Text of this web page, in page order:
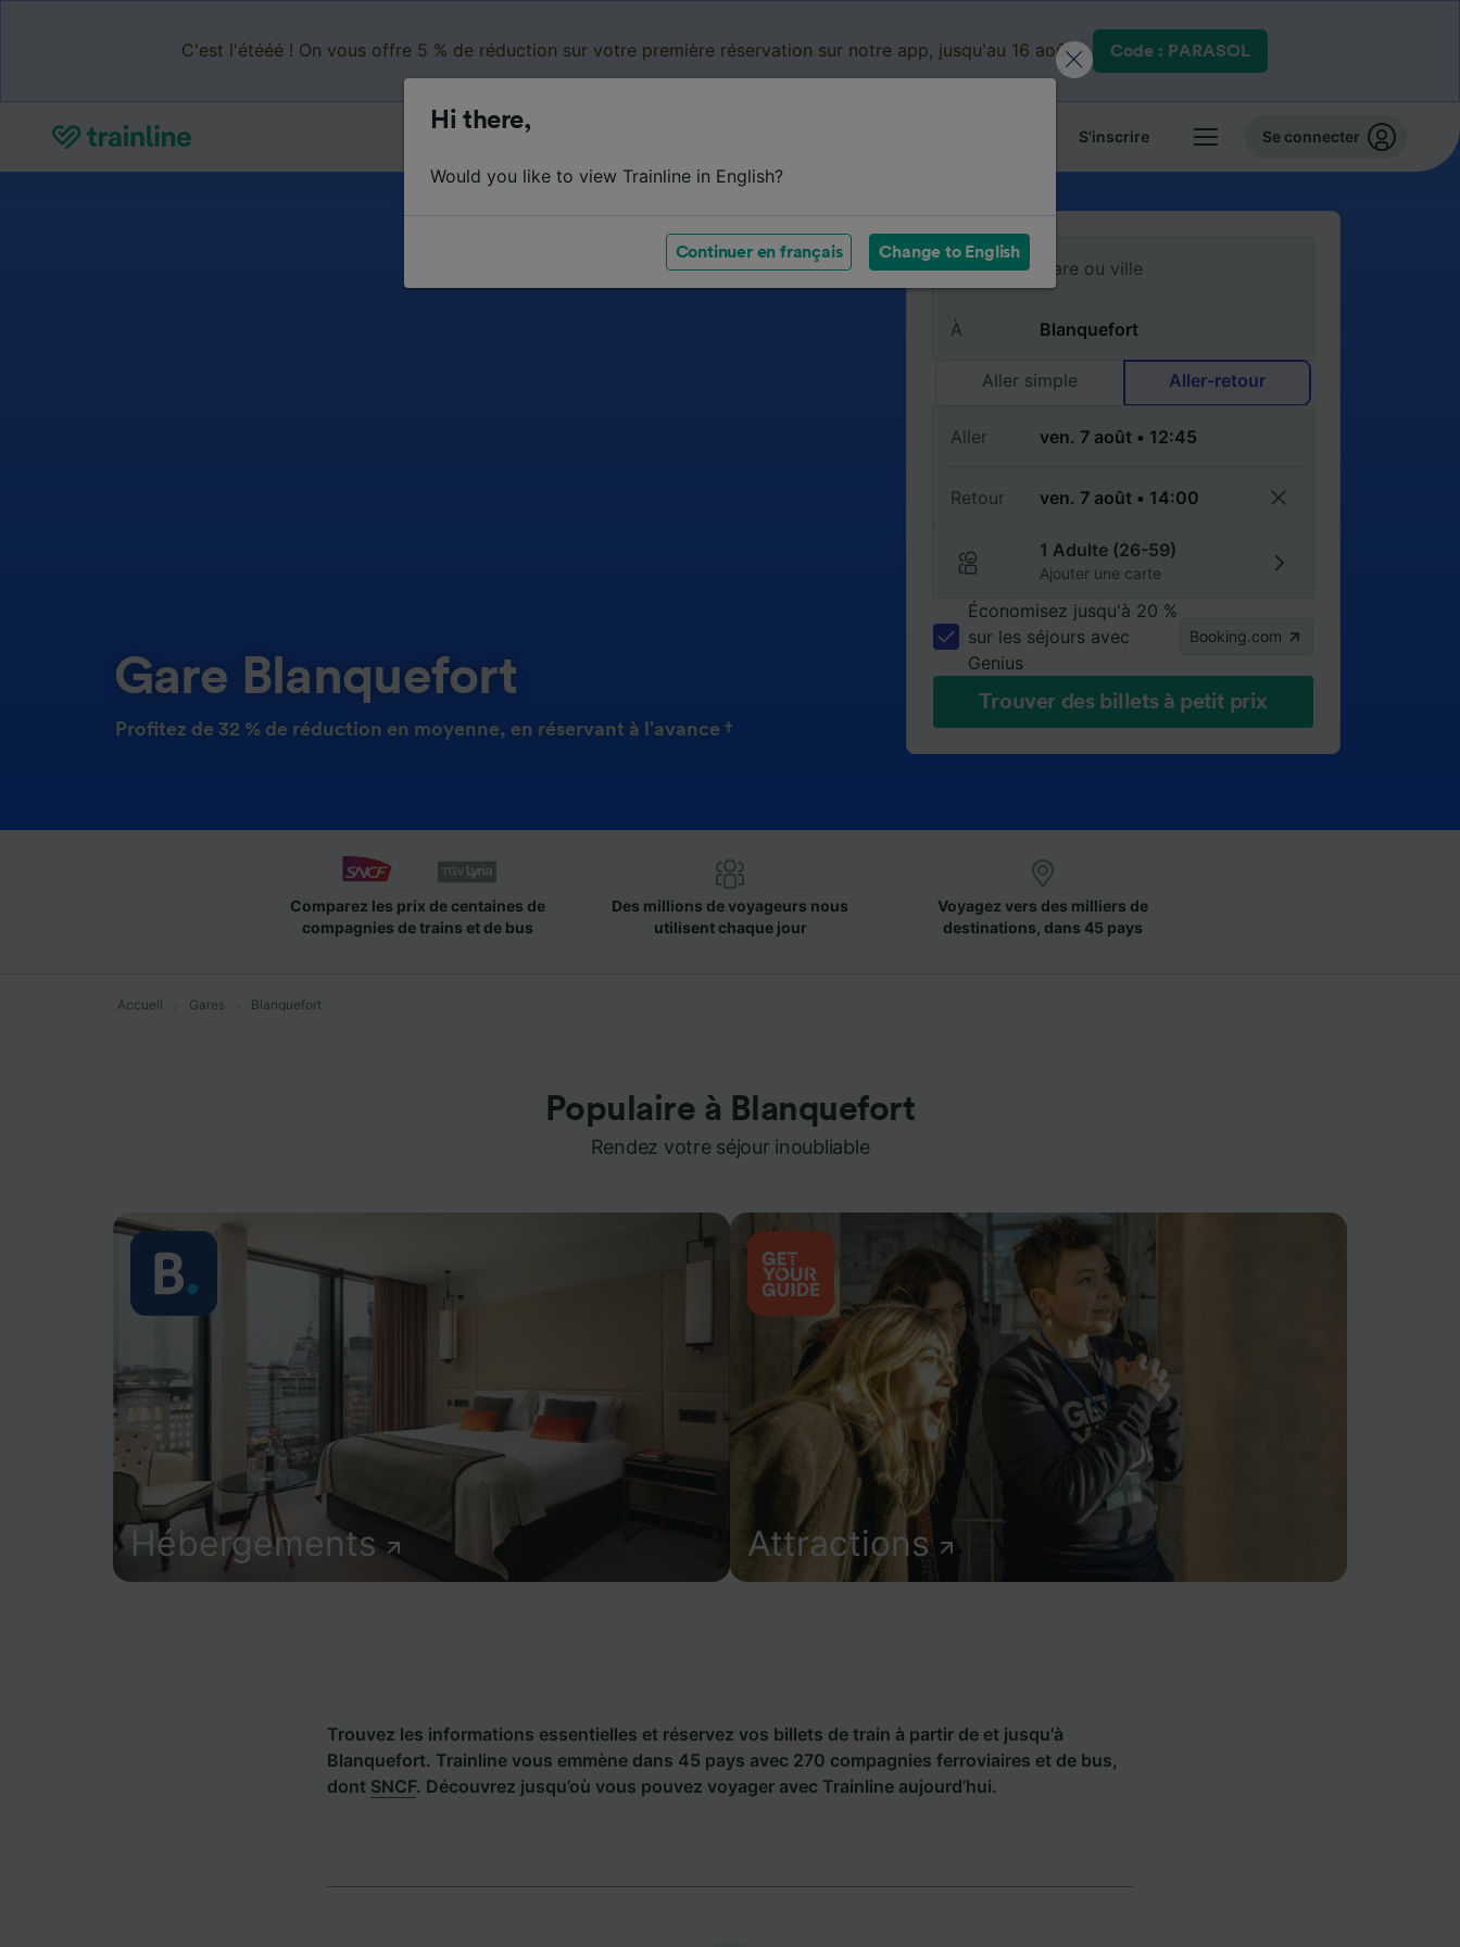
C'est l'étééé ! On vous offre 5 % de réduction sur votre première réservation sur notre app, jusqu'au 16 août. Code : PARASOL
S'inscrire Se connecter
Gare Blanquefort
Profitez de 32 % de réduction en moyenne, en réservant à l’avance †
De
À
Aller simple Aller-retour
Aller
Retour
1 Adulte (26-59)
Ajouter une carte
Économisez jusqu'à 20 %
sur les séjours avec
Genius
Booking.com
Trouver des billets à petit prix
Comparez les prix de centaines de
compagnies de trains et de bus
Des millions de voyageurs nous
utilisent chaque jour
Voyagez vers des milliers de
destinations, dans 45 pays
Accueil Gares Blanquefort
Populaire à Blanquefort
Rendez votre séjour inoubliable
Hébergements Attractions
Trouvez les informations essentielles et réservez vos billets de train à partir de et jusqu'à
Blanquefort. Trainline vous emmène dans 45 pays avec 270 compagnies ferroviaires et de bus,
dont SNCF. Découvrez jusqu’où vous pouvez voyager avec Trainline aujourd’hui.
Hi there,
Would you like to view Trainline in English?
Continuer en français Change to English